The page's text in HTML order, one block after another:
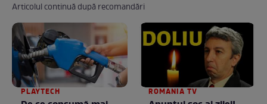
Articolul continuă după recomandări
PLAYTECH ROMANIA TV